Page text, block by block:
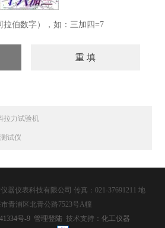
伯数字），如：三加四=7
拉力试验机
试仪
器仪表科技有限公司 传真：021-37691211 地
青浦区北青公路7523号A幢
号-9 管理登陆 技术支持： 化工仪器